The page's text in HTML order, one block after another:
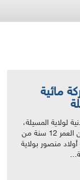
مائية
لولاية المسيلة،
الخميس، بانتشال جثتي طفلين يبلغان من العمر 12 سنة من
أولاد منصور بولاية